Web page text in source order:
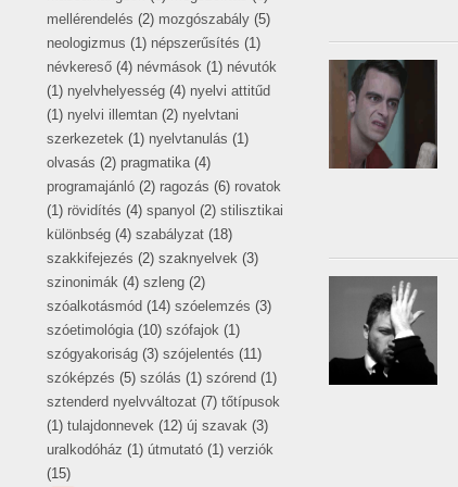
mellérendelés (2) mozgószabály (5)
neologizmus (1) népszerűsítés (1)
névkereső (4) névmások (1) névutók
(1) nyelvhelyesség (4) nyelvi attitűd
(1) nyelvi illemtan (2) nyelvtani
szerkezetek (1) nyelvtanulás (1)
olvasás (2) pragmatika (4)
programajánló (2) ragozás (6) rovatok
(1) rövidítés (4) spanyol (2) stilisztikai
különbség (4) szabályzat (18)
szakkifejezés (2) szaknyelvek (3)
szinonimák (4) szleng (2)
szóalkotásmód (14) szóelemzés (3)
szóetimológia (10) szófajok (1)
szógyakoriság (3) szójelentés (11)
szóképzés (5) szólás (1) szórend (1)
sztenderd nyelvváltozat (7) tőtípusok
(1) tulajdonnevek (12) új szavak (3)
uralkodóház (1) útmutató (1) verziók
(15)